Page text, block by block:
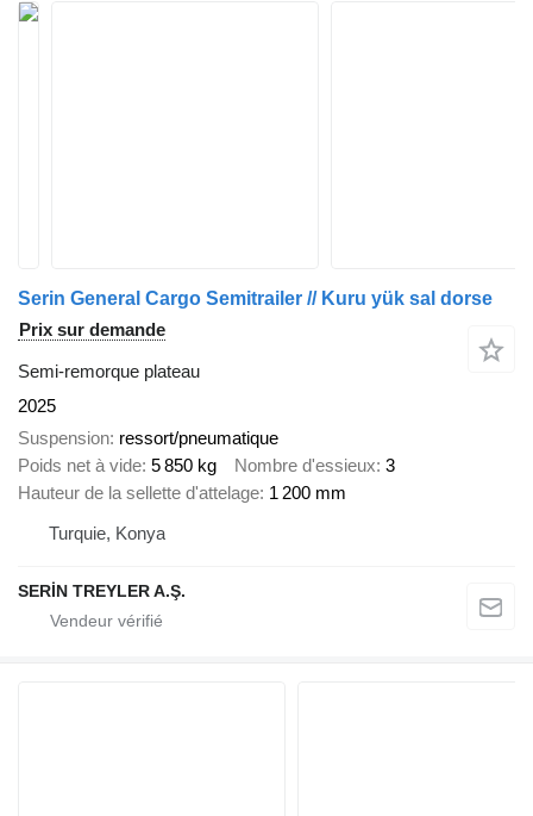
Serin General Cargo Semitrailer // Kuru yük sal dorse
Prix sur demande
Semi-remorque plateau
2025
Suspension ressort/pneumatique
Poids net à vide 5 850 kg Nombre d'essieux 3
Hauteur de la sellette d'attelage 1 200 mm
Turquie, Konya
SERİN TREYLER A.Ş.